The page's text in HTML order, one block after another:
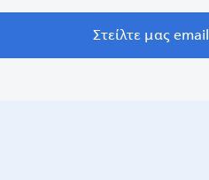
Στείλτε μας email